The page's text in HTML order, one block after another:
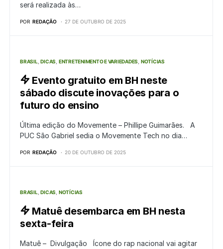
será realizada às…
POR REDAÇÃO 27 DE OUTUBRO DE 2025
BRASIL DICAS ENTRETENIMENTO E VARIEDADES NOTÍCIAS
Evento gratuito em BH neste
sábado discute inovações para o
futuro do ensino
Última edição do Movemente – Phillipe Guimarães. A
PUC São Gabriel sedia o Movemente Tech no dia…
POR REDAÇÃO 20 DE OUTUBRO DE 2025
BRASIL DICAS NOTÍCIAS
Matuê desembarca em BH nesta
sexta-feira
Matuê – Divulgação Ícone do rap nacional vai agitar